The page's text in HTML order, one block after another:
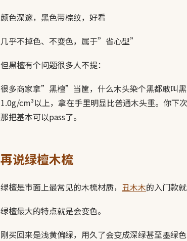
颜色深邃，黑色带棕纹，好看
几乎不掉色、不变色，属于”省心型”
但黑檀有个问题很多人不提：
很多商家拿”黑檀”当筐，什么木头染个黑都敢叫
1.0g/cm³以上，拿在手里明显比普通木头重。你下
那把基本可以pass了。
再说绿檀木梳
绿檀是市面上最常见的木梳材质， 丑木木的入门款
绿檀最大的特点就是会变色。
刚买回来是浅黄偏绿，用久了会变成深绿甚至墨绿